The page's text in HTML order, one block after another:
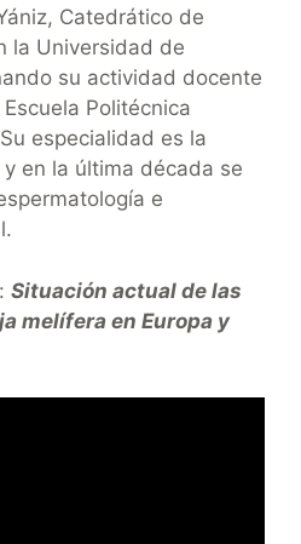
Catedrático de
la Universidad de
su actividad docente
Politécnica
especialidad es la
en la última década se
e
Situación actual de las
melífera en Europa y